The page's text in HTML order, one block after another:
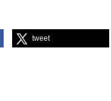
tweet